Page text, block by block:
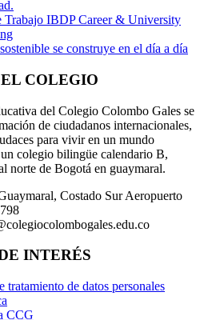
Trabajo IBDP Career & University
se construye en el día a día
COLEGIO
del Colegio Colombo Gales se
de ciudadanos internacionales,
para vivir en un mundo
colegio bilingüe calendario B,
norte de Bogotá en guaymaral.
Costado Sur Aeropuerto
INTERÉS
tratamiento de datos personales
CCG